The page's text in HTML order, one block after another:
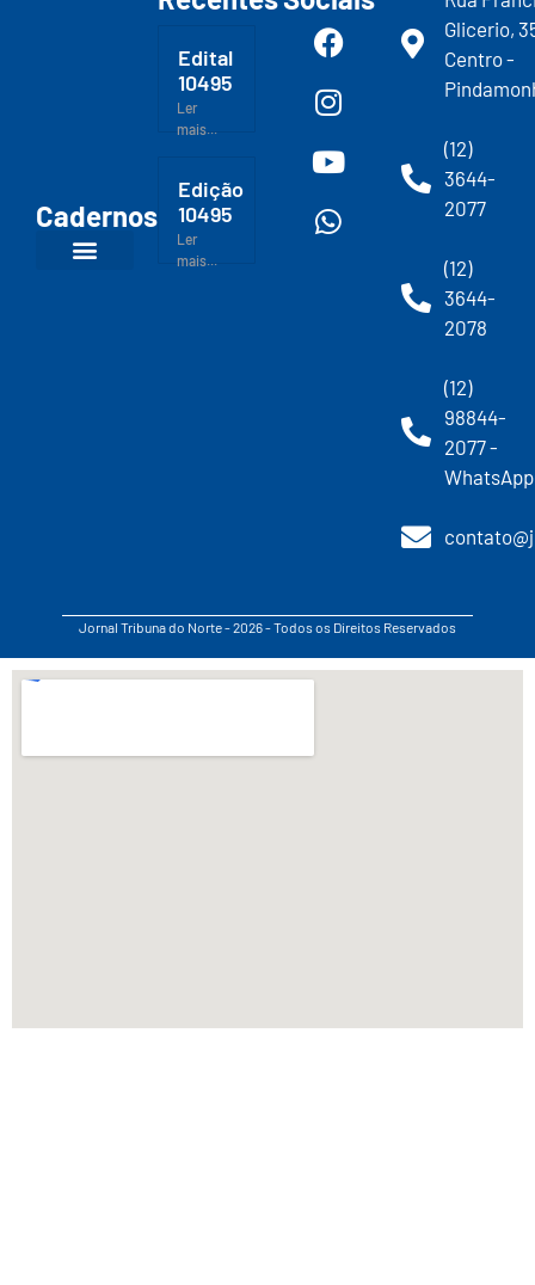
Cadernos
Edital
10495
Ler
mais...
Edição
10495
Ler
mais...
Glicerio,
Centro -
(12)
3644-
2077
(12)
3644-
2078
(12)
98844-
2077 -
WhatsApp
Jornal Tribuna do Norte - 2026 - Todos os Direitos Reservados